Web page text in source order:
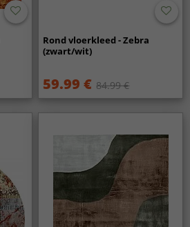
Rond vloerkleed - Zebra
(zwart/wit)
59.99 € 84.99 €